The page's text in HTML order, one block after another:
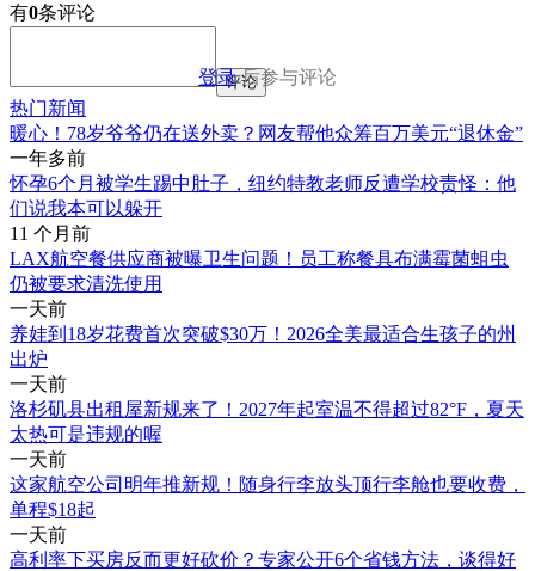
有0条评论
登录后参与评论
评论
热门新闻
暖心！78岁爷爷仍在送外卖？网友帮他众筹百万美元“退休金”
一年多前
怀孕6个月被学生踢中肚子，纽约特教老师反遭学校责怪：他
们说我本可以躲开
11 个月前
LAX航空餐供应商被曝卫生问题！员工称餐具布满霉菌蛆虫
仍被要求清洗使用
一天前
养娃到18岁花费首次突破$30万！2026全美最适合生孩子的州
出炉
一天前
洛杉矶县出租屋新规来了！2027年起室温不得超过82°F，夏天
太热可是违规的喔
一天前
这家航空公司明年推新规！随身行李放头顶行李舱也要收费，
单程$18起
一天前
高利率下买房反而更好砍价？专家公开6个省钱方法，谈得好